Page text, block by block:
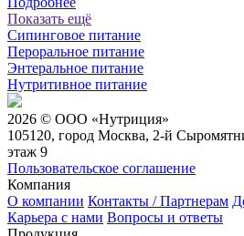
Показать ещё
Сипинговое питание
Пероральное питание
Энтеральное питание
Нутритивное питание
2026 © ООО «Нутриция»
105120, город Москва, 2-й
этаж 9
Пользовательское соглашение
Компания
О компании Контакты / Партнерам
Карьера c нами Вопросы и ответы